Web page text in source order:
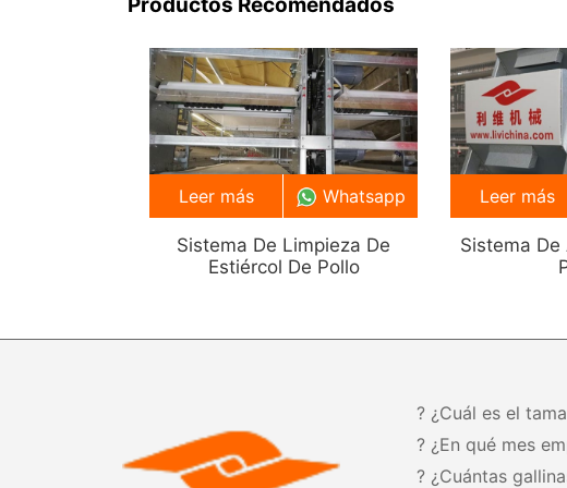
Productos Recomendados
Sistema De Limpieza De
Estiércol De Pollo
Leer más Whatsapp
Sistema
Leer más
? ¿Cuál es el
? ¿En qué mes
? ¿Cuántas